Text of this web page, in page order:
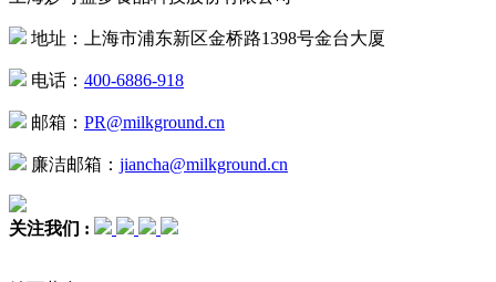
地址：上海市浦东新区金桥路1398号金台大厦
电话： 400-6886-918
邮箱： PR@milkground.cn
廉洁邮箱： jiancha@milkground.cn
关注我们 :